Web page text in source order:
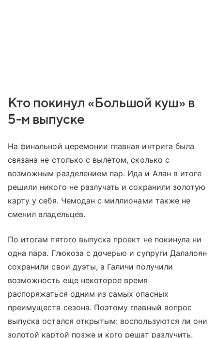
Кто покинул «Большой куш» в
5-м выпуске
На финальной церемонии главная интрига была
связана не столько с вылетом, сколько с
возможным разделением пар. Ида и Алан в итоге
решили никого не разлучать и сохранили золотую
карту у себя. Чемодан с миллионами также не
сменил владельцев.
По итогам пятого выпуска проект не покинула ни
одна пара. Глюкоза с дочерью и супруги Далалоян
сохранили свои дуэты, а Галичи получили
возможность еще некоторое время
распоряжаться одним из самых опасных
преимуществ сезона. Поэтому главный вопрос
выпуска остался открытым: воспользуются ли они
золотой картой позже и кого решат разлучить.